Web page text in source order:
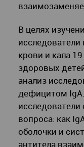
В целях
крови и кала
здоровых
анализ
дефицитом
вопроса: как
оболочки и
антитела